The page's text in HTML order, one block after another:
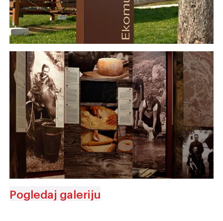
Pogledaj galeriju